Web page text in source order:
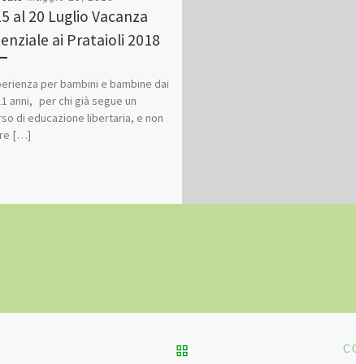
al 20 Luglio Vacanza
ai Prataioli 2018
per bambini e bambine dai
anni, per chi già segue un
di educazione libertaria, e non
[…]
RITORNA ALLA LISTA